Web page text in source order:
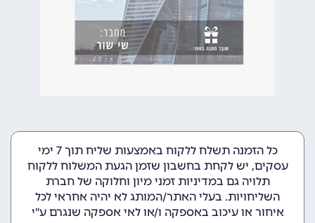
כל הזמנה תשלח ללקוח באמצעות שליח תוך 7 ימי
עסקים, יש לקחת בחשבון שזמן הגעת המשלוח ללקוח
תלויה גם במדיניות זמני מיון וחלוקה של חברת
השליחויות. בעלי האתר/המותג לא יהיה אחראי לכל
איחור או עיכוב באספקה ו/או לאי אספקה שנגרם ע"י